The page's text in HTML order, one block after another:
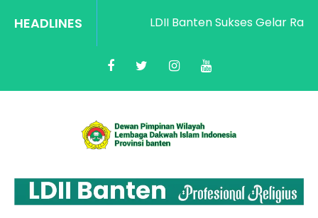
HEADLINES LDII Banten Sukses Gelar